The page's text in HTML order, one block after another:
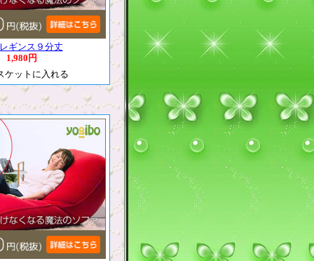
ギンス９分丈
1,980円